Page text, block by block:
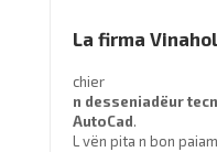
o telefoné al
La firma
chier
n desseniadëur
AutoCad.
L vën pita n bon